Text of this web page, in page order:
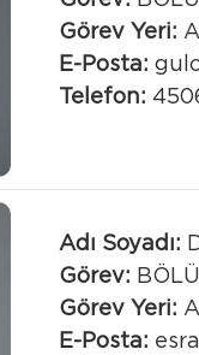
Görev Yeri:
E-Posta:
Telefon:
Adı Soyadı:
Görev:
Görev Yeri:
E-Posta: